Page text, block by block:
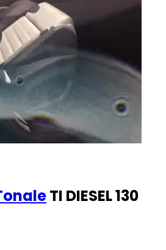
TI DIESEL 130